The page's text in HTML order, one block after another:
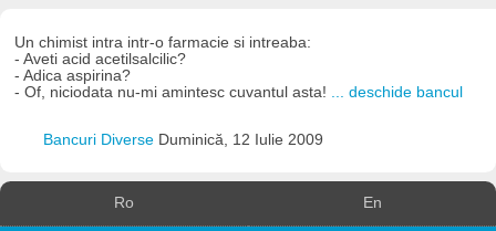
Un chimist intra intr-o farmacie si intreaba:
- Aveti acid acetilsalcilic?
- Adica aspirina?
- Of, niciodata nu-mi amintesc cuvantul asta! ... deschide bancul
Bancuri Diverse Duminică, 12 Iulie 2009
Ro En